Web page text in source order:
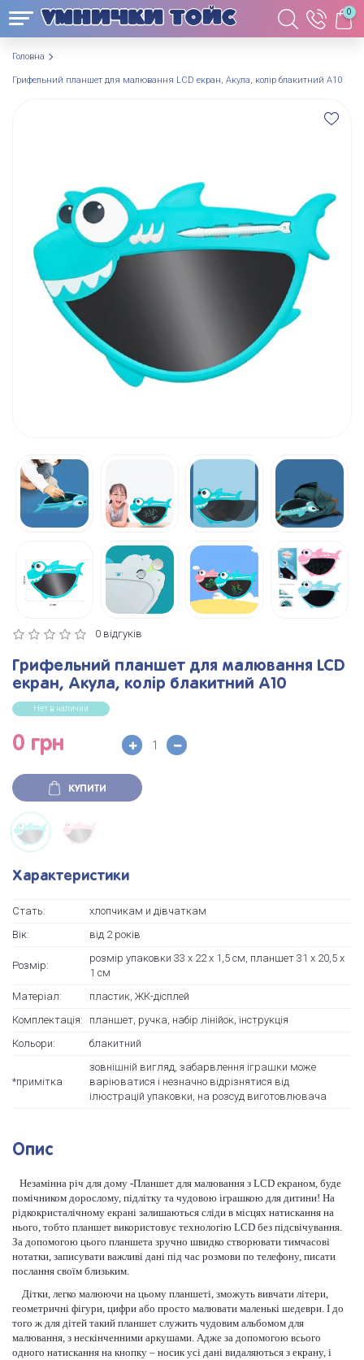
0
Головна
Грифельний планшет для малювання LCD екран, Акула, колір блакитний А10
0 відгуків
Грифельний планшет для малювання LCD
екран, Акула, колір блакитний А10
Нет в наличии
0 грн
КУПИТИ
Характеристики
Стать:
хлопчикам и дівчаткам
Вік:
від 2 років
Розмір:
розмір упаковки 33 х 22 х 1,5 см, планшет 31 х 20,5 х
1 см
Матеріал:
пластик, ЖК-дісплей
Комплектація:
планшет, ручка, набір лінійок, інструкція
Кольори:
блакитний
*примітка
зовнішній вигляд, забарвлення іграшки може
варіюватися і незначно відрізнятися від
ілюстрацій упаковки, на розсуд виготовлювача
Опис
Незамінна річ для дому -Планшет для малювання з LCD екраном, буде
помічником дорослому, підлітку та чудовою іграшкою для дитини! На
рідкокристалічному екрані залишаються сліди в місцях натискання на
нього, тобто планшет використовує технологію LCD без підсвічування.
За допомогою цього планшета зручно швидко створювати тимчасові
нотатки, записувати важливі дані під час розмови по телефону, писати
послання своїм близьким.
Дітки, легко малюючи на цьому планшеті, зможуть вивчати літери,
геометричні фігури, цифри або просто малювати маленькі шедеври. І до
того ж для дітей такий планшет служить чудовим альбомом для
малювання, з нескінченними аркушами. Адже за допомогою всього
одного натискання на кнопку – носик усі дані видаляються з екрану, і